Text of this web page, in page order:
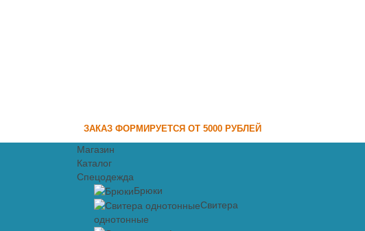
ЗАКАЗ ФОРМИРУЕТСЯ ОТ 5000 РУБЛЕЙ
Магазин
Каталог
Спецодежда
Брюки
Свитера
однотонные